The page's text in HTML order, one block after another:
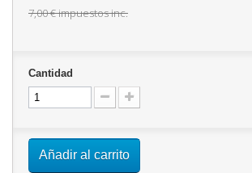
7,00 €impuestos inc.
Cantidad
Añadir al carrito